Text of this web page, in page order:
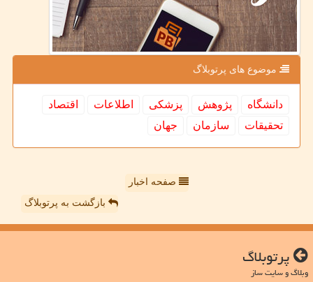
موضوع های پرتوبلاگ
دانشگاه پژوهش پزشكی اطلاعات
اقتصاد
تحقیقات
سازمان جهان
صفحه اخبار
بازگشت به پرتوبلاگ
پرتوبلاگ
وبلاگ و سایت ساز